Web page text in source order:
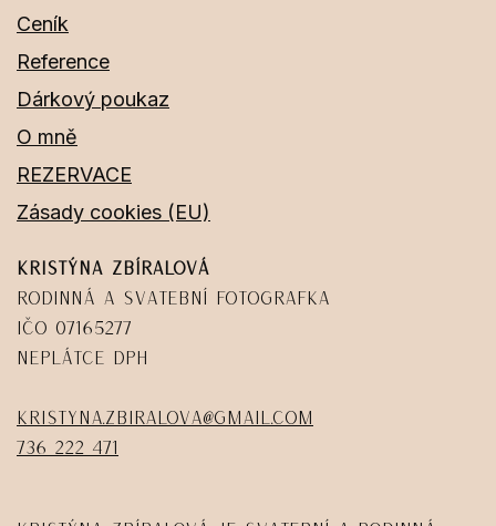
Ceník
Reference
Dárkový poukaz
O mně
REZERVACE
Zásady cookies (EU)
Kristýna Zbíralová
Rodinná a svatební fotografka
IČO 07165277
Neplátce DPH
kristyna.zbiralova@gmail.com
736 222 471